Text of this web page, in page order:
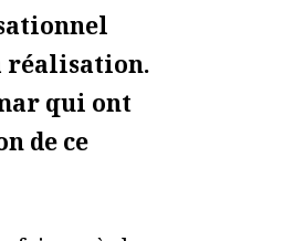
réalisation.
qui ont
de ce